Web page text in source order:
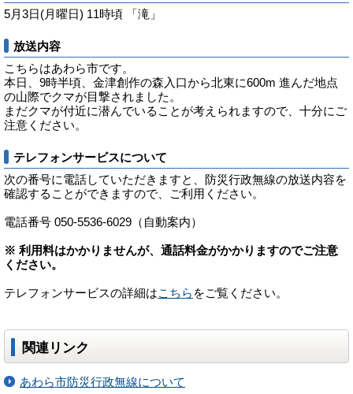
5月3日(月曜日) 11時頃 「滝」
放送内容
こちらはあわら市です。
本日、9時半頃、金津創作の森入口から北東に600m 進んだ地点
の山際でクマが目撃されました。
まだクマが付近に潜んでいることが考えられますので、十分にご
注意ください。
テレフォンサービスについて
次の番号に電話していただきますと、防災行政無線の放送内容を
確認することができますので、ご利用ください。
電話番号 050-5536-6029（自動案内）
※ 利用料はかかりませんが、通話料金がかかりますのでご注意
ください。
テレフォンサービスの詳細はこちら をご覧ください。
関連リンク
あわら市防災行政無線について